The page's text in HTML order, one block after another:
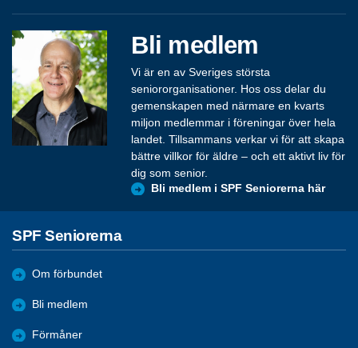
Bli medlem
Vi är en av Sveriges största
seniororganisationer. Hos oss delar du
gemenskapen med närmare en kvarts
miljon medlemmar i föreningar över hela
landet. Tillsammans verkar vi för att skapa
bättre villkor för äldre – och ett aktivt liv för
dig som senior.
Bli medlem i SPF Seniorerna här
SPF Seniorerna
Om förbundet
Bli medlem
Förmåner